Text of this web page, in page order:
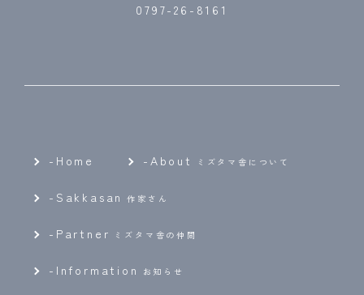
0797-26-8161
-Home - About ミズタマ舎について
- Sakkasan 作家さん
- Partner ミズタマ舎の仲間
- Information お知らせ